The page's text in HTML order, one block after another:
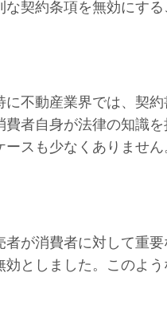
契約条項を無効にする
不動産業界では、契
者自身が法律の知識
スも少なくありません
が消費者に対して重
としました。このよ